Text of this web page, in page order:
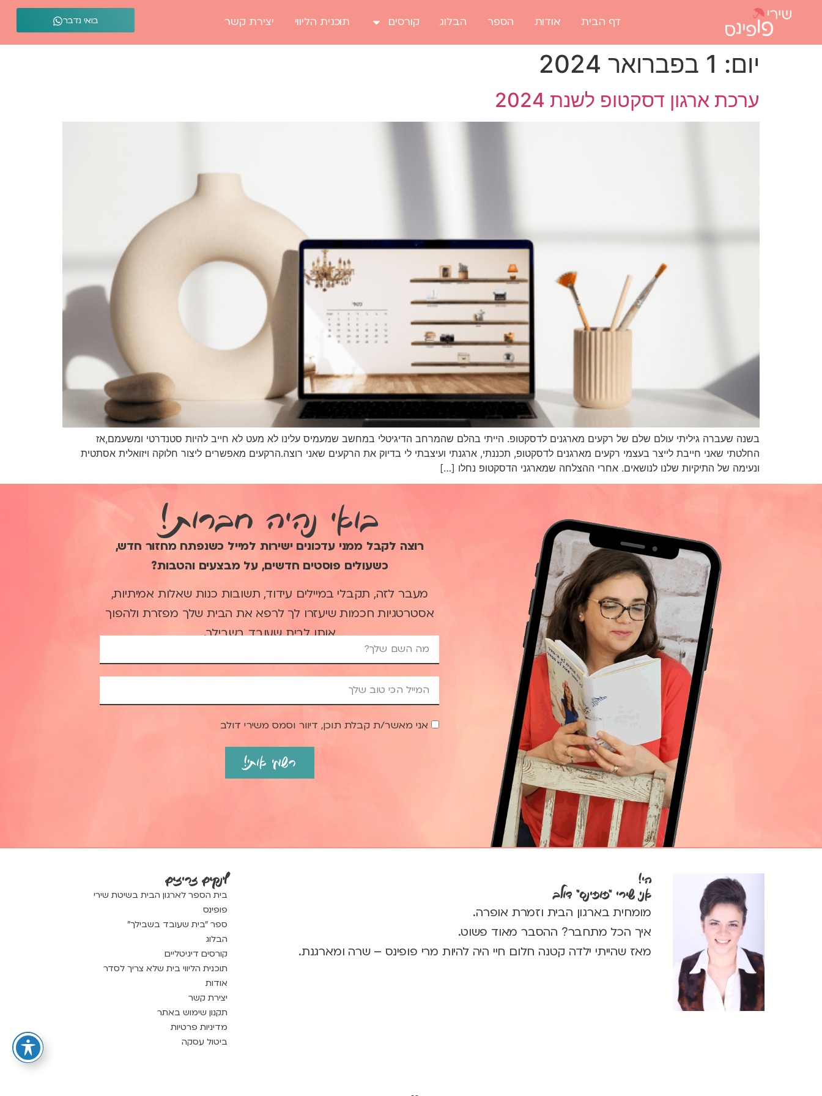
דף הבית אודות הספר הבלוג קורסים תוכנית הליווי יצירת קשר בואי נדבר
יום: 1 בפברואר 2024
ערכת ארגון דסקטופ לשנת 2024
בשנה שעברה גיליתי עולם שלם של רקעים מארגנים לדסקטופ. הייתי בהלם שהמרחב הדיגיטלי במחשב שמעמיס עלינו לא מעט לא חייב להיות סטנדרטי ומשעמם,אז
החלטתי שאני חייבת לייצר בעצמי רקעים מארגנים לדסקטופ, תכננתי, ארגנתי ועיצבתי לי בדיוק את הרקעים שאני רוצה.הרקעים מאפשרים ליצור חלוקה ויזואלית אסתטית
ונעימה של התיקיות שלנו לנושאים. אחרי ההצלחה שמארגני הדסקטופ נחלו […]
בואי נהיה חברות!
רוצה לקבל ממני עדכונים ישירות למייל כשנפתח מחזור חדש,
כשעולים פוסטים חדשים, על מבצעים והטבות?
מעבר לזה, תקבלי במיילים עידוד, תשובות כנות שאלות אמיתיות,
אסטרטגיות חכמות שיעזרו לך לרפא את הבית שלך מפזרת ולהפוך
אותו לבית שעובד בשבילך.
אני מאשר/ת קבלת תוכן, דיוור וסמס משירי דולב
רשמי אותי!
הי!
אני שירי "פופינס" דולב
מומחית בארגון הבית וזמרת אופרה.
איך הכל מתחבר? ההסבר מאוד פשוט.
מאז שהייתי ילדה קטנה חלום חיי היה להיות מרי פופינס – שרה ומארגנת.
לינקים זריזים
בית הספר לארגון הבית בשיטת שירי
פופינס
ספר ״בית שעובד בשבילך״
הבלוג
קורסים דיגיטליים
תוכנית הליווי בית שלא צריך לסדר
אודות
יצירת קשר
תקנון שימוש באתר
מדיניות פרטיות
ביטול עסקה